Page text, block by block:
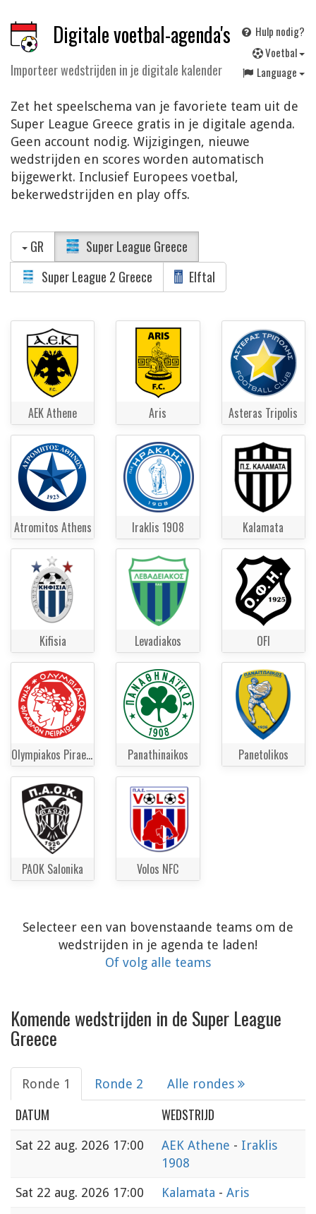
Digitale voetbal-agenda's
Importeer wedstrijden in je digitale kalender
Hulp nodig?
Voetbal
Language
Zet het speelschema van je favoriete team uit de
Super League Greece gratis in je digitale agenda.
Geen account nodig. Wijzigingen, nieuwe
wedstrijden en scores worden automatisch
bijgewerkt. Inclusief Europees voetbal,
bekerwedstrijden en play offs.
GR
Super League Greece
Super League 2 Greece
Elftal
AEK Athene Aris Asteras Tripolis
Atromitos Athens Iraklis 1908 Kalamata
Kifisia Levadiakos OFI
Olympiakos Piraeus Panathinaikos Panetolikos
PAOK Salonika Volos NFC
Selecteer een van bovenstaande teams om de
wedstrijden in je agenda te laden!
Of volg alle teams
Komende wedstrijden in de Super League
Greece
Ronde 1 Ronde 2 Alle rondes
DATUM WEDSTRIJD
Sat 22 aug. 2026 17:00 AEK Athene - Iraklis
1908
Sat 22 aug. 2026 17:00 Kalamata - Aris